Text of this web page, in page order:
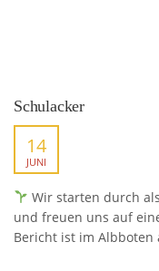
Schulacker
14
JUNI
Wir starten durch
und freuen uns auf
Bericht ist im Albboten